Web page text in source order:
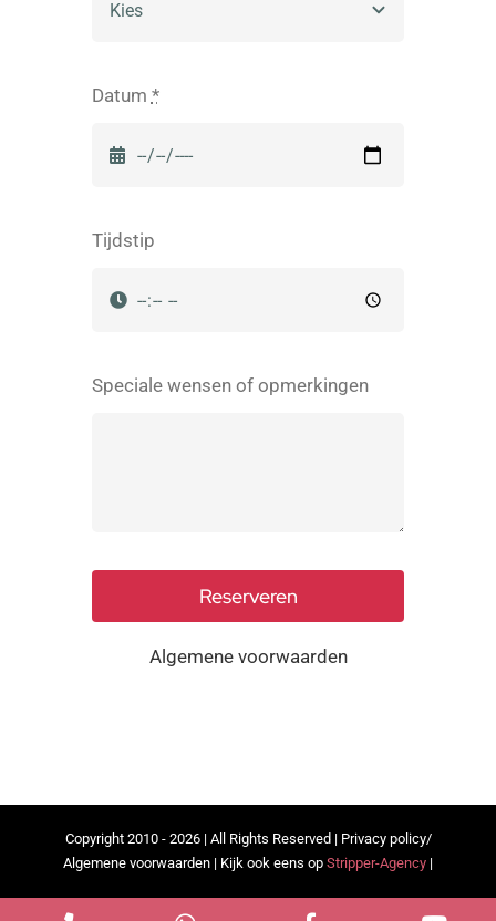
Datum *
Tijdstip
Speciale wensen of opmerkingen
Reserveren
Algemene voorwaarden
Copyright 2010 - 2026 | All Rights Reserved | Privacy policy/
Algemene voorwaarden | Kijk ook eens op Stripper-Agency |